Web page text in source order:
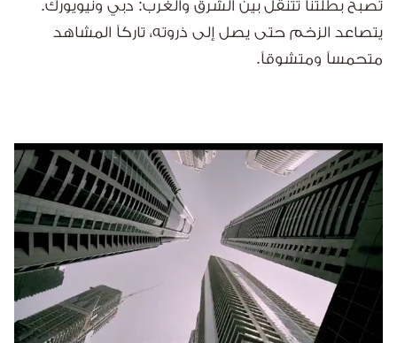
تصبح بطلتنا تتنقل بين الشرق والغرب: دبي ونيويورك.
يتصاعد الزخم حتى يصل إلى ذروته، تاركاً المشاهد
متحمساً ومتشوقاً.